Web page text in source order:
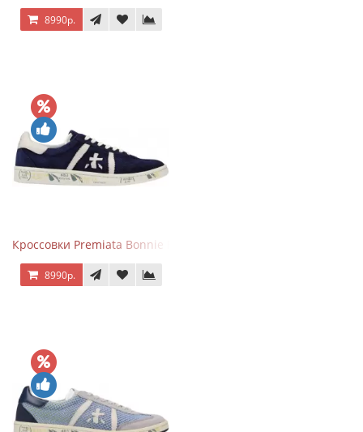
8990р.
Кроссовки Premiata Bonnie Blue
8990р.